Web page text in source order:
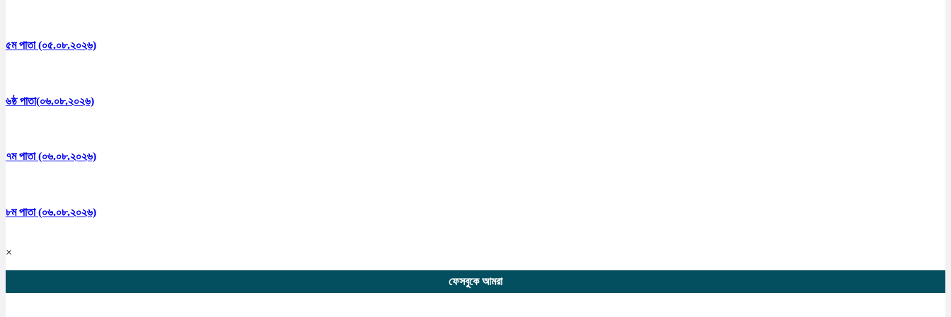
৫ম পাতা (০৫.০৮.২০২৬)
৬ষ্ঠ পাতা(০৬.০৮.২০২৬)
৭ম পাতা (০৬.০৮.২০২৬)
৮ম পাতা (০৬.০৮.২০২৬)
×
ফেসবুকে আমরা